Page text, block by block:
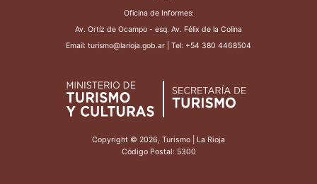
Ver más
Oficina de Informes:
Av. Ortíz de Ocampo - esq. Av. Félix de la Colina
Email: turismo@larioja.gob.ar | Tel: +54 380 4468504
Copyright © 2026, Turismo | La Rioja
Código Postal: 5300